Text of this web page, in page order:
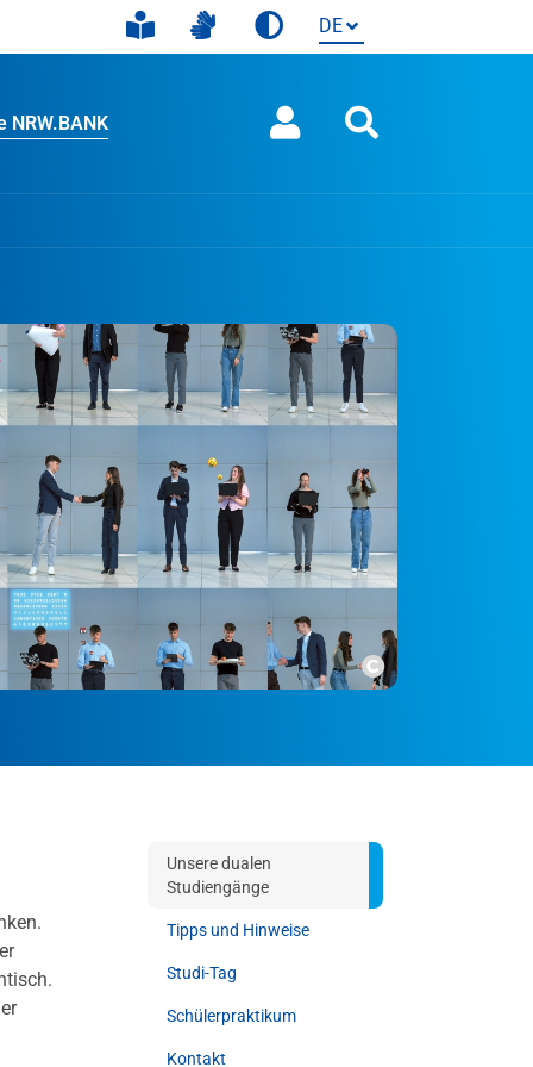
NRW.BANK
Copyright
Unsere dualen
Studiengänge
Tipps und Hinweise
Studi-Tag
Schülerpraktikum
Kontakt